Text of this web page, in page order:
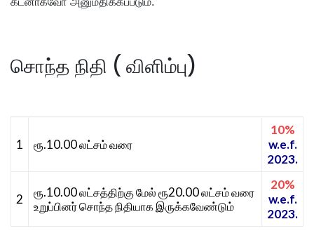
சொந்த நிதி ( விளிம்பு)
1 ரூ.10.00லட்சம் வரை
10%
w.e.f.
2023.
2 ரூ.10.00லட்சத்திற்கு மேல் ரூ20.00லட்சம் வரை
உறுப்பினர் சொந்த நிதியாக இருக்கவேண்டும்
20%
w.e.f.
2023.